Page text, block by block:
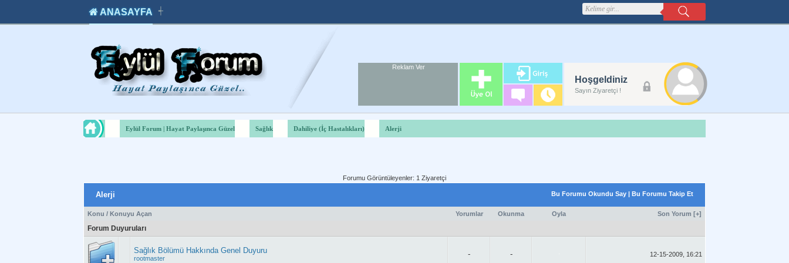
satın
takipçi
ANASAYFA ┽
Hoşgeldiniz
Sayın Ziyaretçi !
Reklam Ver
Forum
Reklam Alanı
Eylül Forum | Hayat Paylaşınca Güzel Sağlık Dahiliye (İç Hastalıkları) Alerji
Forumu Görüntüleyenler: 1 Ziyaretçi
Bu Forumu Okundu Say | Bu Forumu Takip Et
Alerji
Konu / Konuyu Açan Yorumlar Okunma Oyla Son Yorum [+]
Forum Duyuruları
Sağlık Bölümü Hakkında Genel Duyuru
rootmaster - - 12-15-2009, 16:21